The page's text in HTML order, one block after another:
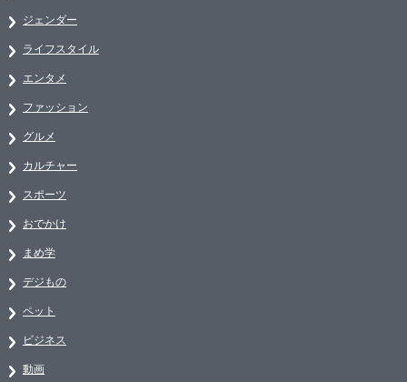
ジェンダー
ライフスタイル
エンタメ
ファッション
グルメ
カルチャー
スポーツ
おでかけ
まめ学
デジもの
ペット
ビジネス
動画